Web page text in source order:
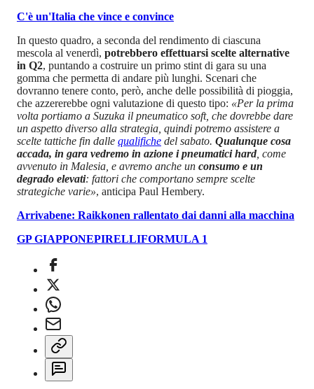
C'è un'Italia che vince e convince
In questo quadro, a seconda del rendimento di ciascuna
mescola al venerdì, potrebbero effettuarsi scelte alternative
in Q2, puntando a costruire un primo stint di gara su una
gomma che permetta di andare più lunghi. Scenari che
dovranno tenere conto, però, anche delle possibilità di pioggia,
che azzererebbe ogni valutazione di questo tipo: «Per la prima
volta portiamo a Suzuka il pneumatico soft, che dovrebbe dare
un aspetto diverso alla strategia, quindi potremo assistere a
scelte tattiche fin dalle qualifiche del sabato. Qualunque cosa
accada, in gara vedremo in azione i pneumatici hard, come
avvenuto in Malesia, e avremo anche un consumo e un
degrado elevati: fattori che comportano sempre scelte
strategiche varie», anticipa Paul Hembery.
Arrivabene: Raikkonen rallentato dai danni alla macchina
GP GIAPPONEPIRELLIFORMULA 1